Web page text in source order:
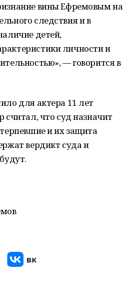
вины Ефремовым на
следствия и в
детей,
личности и
— говорится в
для актера 11 лет
считал, что суд назначит
и их защита
вердикт суда и